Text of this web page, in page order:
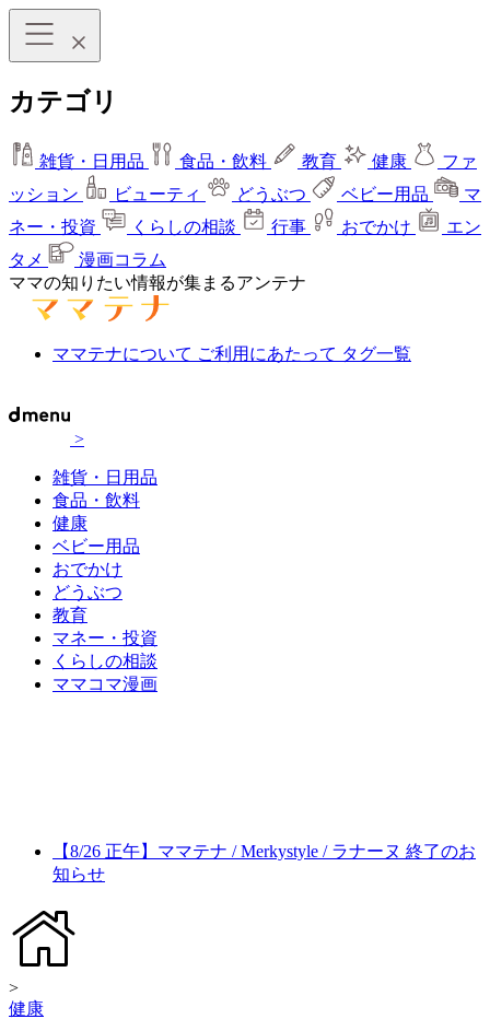
カテゴリ
雑貨・日用品 食品・飲料 教育 健康
ファ
ッション
ビューティ どうぶつ ベビー用品
マ
ネー・投資
くらしの相談 行事 おでかけ
エン
タメ
漫画コラム
ママの知りたい情報が集まるアンテナ
ママテナについて ご利用にあたって タグ一覧
>
雑貨・日用品
食品・飲料
健康
ベビー用品
おでかけ
どうぶつ
教育
マネー・投資
くらしの相談
ママコマ漫画
【8/26 正午】ママテナ / Merkystyle / ラナーヌ 終了のお
知らせ
>
健康